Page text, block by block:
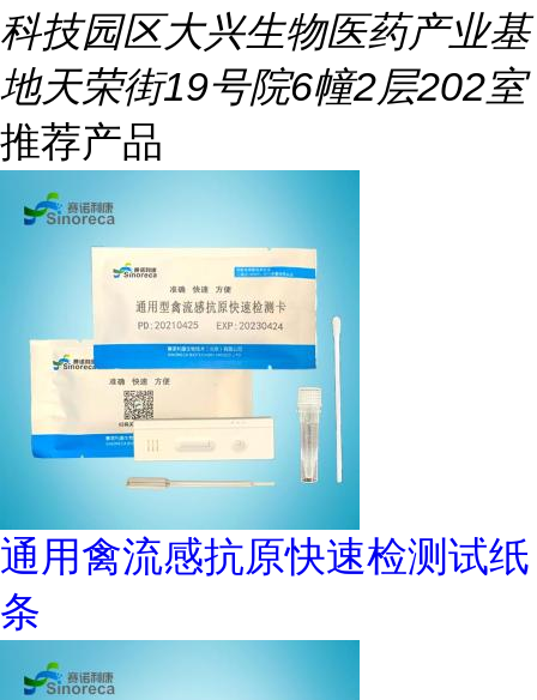
科技园区大兴生物医药产业基
地天荣街19号院6幢2层202室
推荐产品
通用禽流感抗原快速检测试纸
条